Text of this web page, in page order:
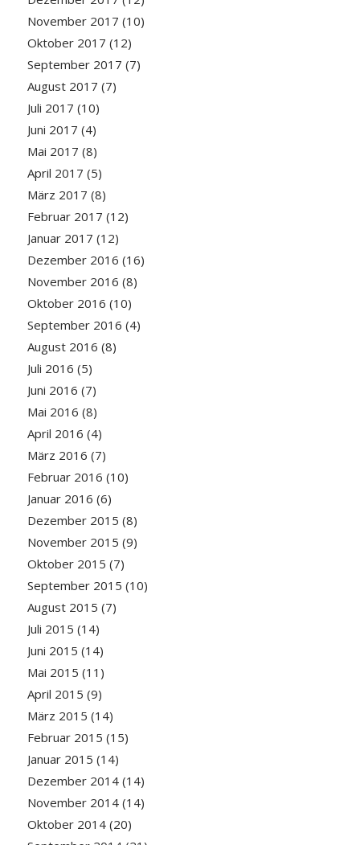
November 2017 (10)
Oktober 2017 (12)
September 2017 (7)
August 2017 (7)
Juli 2017 (10)
Juni 2017 (4)
Mai 2017 (8)
April 2017 (5)
März 2017 (8)
Februar 2017 (12)
Januar 2017 (12)
Dezember 2016 (16)
November 2016 (8)
Oktober 2016 (10)
September 2016 (4)
August 2016 (8)
Juli 2016 (5)
Juni 2016 (7)
Mai 2016 (8)
April 2016 (4)
März 2016 (7)
Februar 2016 (10)
Januar 2016 (6)
Dezember 2015 (8)
November 2015 (9)
Oktober 2015 (7)
September 2015 (10)
August 2015 (7)
Juli 2015 (14)
Juni 2015 (14)
Mai 2015 (11)
April 2015 (9)
März 2015 (14)
Februar 2015 (15)
Januar 2015 (14)
Dezember 2014(14)
November 2014(14)
Oktober 2014(20)